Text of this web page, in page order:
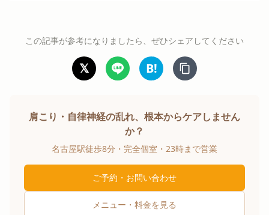
この記事が参考になりましたら、ぜひシェアしてください
𝕏 B!
肩こり・自律神経の乱れ、根本からケアしません
か？
名古屋駅徒歩8分・完全個室・23時まで営業
ご予約・お問い合わせ
メニュー・料金を見る